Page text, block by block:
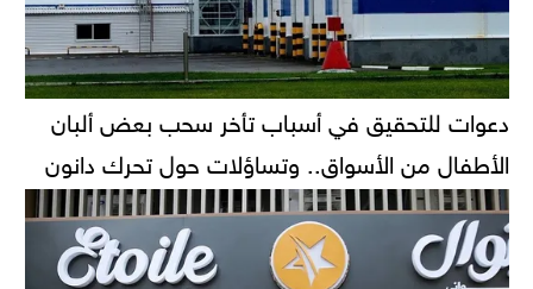
دعوات للتحقيق في أسباب تأخر سحب بعض ألبان
الأطفال من الأسواق.. وتساؤلات حول تحرك دانون